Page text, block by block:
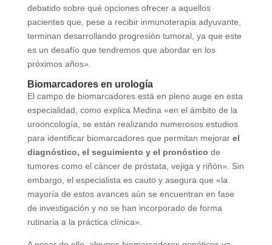
debatido sobre qué opciones ofrecer a aquellos
pacientes que, pese a recibir inmunoterapia adyuvante,
terminan desarrollando progresión tumoral, ya que este
es un desafío que tendremos que abordar en los
próximos años».
Biomarcadores en urología
El campo de biomarcadores está en pleno auge en esta
especialidad, como explica Medina «en el ámbito de la
urooncología, se están realizando numerosos estudios
para identificar biomarcadores que permitan mejorar el
diagnóstico, el seguimiento y el pronóstico de
tumores como el cáncer de próstata, vejiga y riñón». Sin
embargo, el especialista es cauto y asegura que «la
mayoría de estos avances aún se encuentran en fase
de investigación y no se han incorporado de forma
rutinaria a la práctica clínica».